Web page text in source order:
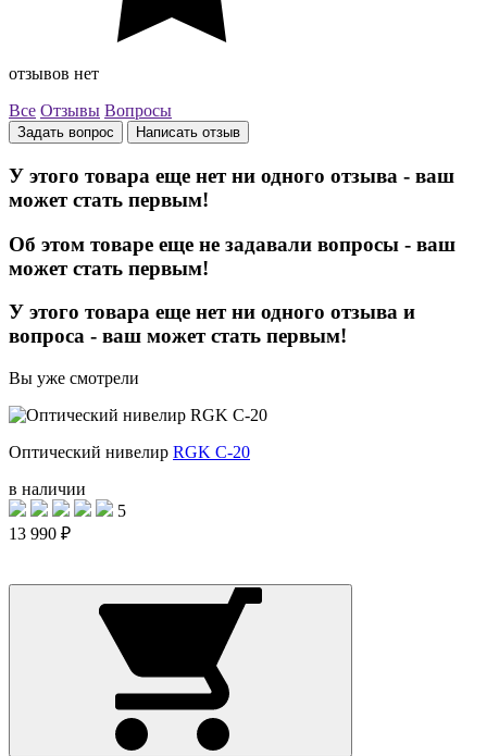
отзывов нет
Все Отзывы Вопросы
Задать вопрос Написать отзыв
У этого товара еще нет ни одного отзыва - ваш
может стать первым!
Об этом товаре еще не задавали вопросы - ваш
может стать первым!
У этого товара еще нет ни одного отзыва и
вопроса - ваш может стать первым!
Вы уже смотрели
Оптический нивелир RGK C-20
в наличии
5
13 990 ₽